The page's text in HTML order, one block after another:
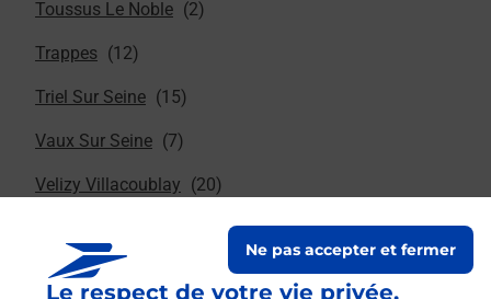
Le respect de votre vie privée,
Ne pas accepter et fermer
Toussus Le Noble
Trappes
Triel Sur Seine
Vaux Sur Seine
Velizy Villacoublay
Vernouillet